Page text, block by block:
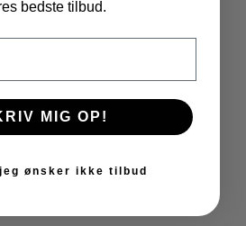
VIS PRODUKT
bedste tilbud.
MIG OP!
ønsker ikke tilbud